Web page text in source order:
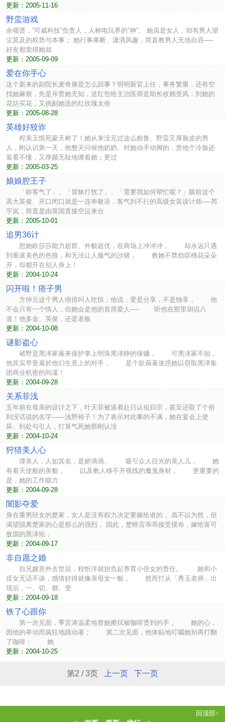
更新：2005-11-16
野蛮游戏
余颂贤，“可威科技”负责人，人称电玩界的“神”。 她虽是女人，却有男人望
尘莫及的权势与本事； 她行事果断、潇洒风趣，简直教男人无地自容──
好友都觉得她就
更新：2005-09-09
爱在你手心
这个新来的副院长麦奇康是怎么回事？明明新官上任，事务繁重，还有空
找她麻烦，先是斥责她无知，送红包给主治医师是助长收贿歪风；到她的
花坊买花，又挑剔她选的红玫瑰太俗
更新：2005-08-28
英雄好狡诈
程美玉恨死蒙天树了！她从来没见过这么粗鲁、野蛮又厚脸皮的男
人，刚认识第一天，他整天问候他奶奶、对她动手动脚的，赏他个冷脸还
装看不懂，又厚颜无耻地缠着她；更过
更新：2005-03-25
娘娘腔王子
「妳客气了」、「冒昧打扰了」、「需要我如何帮忙呢？」眼前这个
高大英俊、开口闭口就是一连串敬语，客气到不行的高级女装设计师──芮
宇岚，简直是由英国直接空运来台
更新：2005-10-01
追男36计
想她欧莎莎能力超群、外貌超优，在商场上冲冲冲， 却永远只遇
到垂涎美色的色狼，和无法让人服气的沙猪， 教她不禁怨叹桃花朵朵
开，却都开在别人身上！
更新：2004-10-24
闪开啦！痞子男
方仲元这个男人痞得叫人吃惊；他说，爱是分享，不是独享， 他
不会只有一个情人，但她会是他的首席爱人── 听他在那里胡说八
道！他多金、英俊，还是老板
更新：2004-10-08
谜影盗心
褚野是黑泽家雇来保护掌上明珠黑泽静的保镳， 可黑泽家不知，
他其实早受雇於他们生意上的对手， 是个欲藉著迷惑她以窃取黑泽集
团商业机密的间谍！
更新：2004-09-28
关系菲浅
五年前在母亲的设计之下，叶天菲被逼着赴日认祖归宗，甚至还取了个俗
到没话说的名字——浅野裕子！为了表示对此事的不满，她在宴会上使
坏、到处勾引人，打算气死她那刚认没
更新：2004-10-24
狩猎美人心
谭美人，人如其名，是娇滴滴、 吸引众人目光的美人儿， 她
有着天使般的美貌， 以及教人移不开视线的魔鬼身材， 更重要的
是，她的工作能力
更新：2004-09-28
闇影夺爱
身在重男轻女的楚家，女人是没有权力决定要嫁给谁的， 虽不以为然，但
渴望脱离楚家的心是那么的强烈， 因此，楚映言乖乖接受摆布，嫁给富可
敌国的黑泽拓，
更新：2004-09-17
非自愿之婚
自兄嫂意外去世后，程忻洋就担负起养育小侄女的责任。 她和小
侄女无话不谈，感情好得就像亲母女一般， 然而打从「秀玉老师」出
现后，一、切、都、变
更新：2004-09-18
铁了心跟你
第一次见面，季言涛温柔地替她擦拭被咖啡烫到的手， 她的心，
因他的举动而疯狂地跳动著； 第二次见面，他体贴地叮嘱她别再打翻
了咖啡； 她
更新：2004-10-25
第2 / 3页 上一页 下一页
回顶部↑